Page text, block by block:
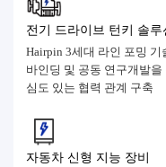
전기 드라이브 턴키 솔루
Hairpin 3세대 라인 포밍 기
바인딩 및 공동 연구개발
심도 있는 협력 관계 구축
자동차 신형 지능 장비